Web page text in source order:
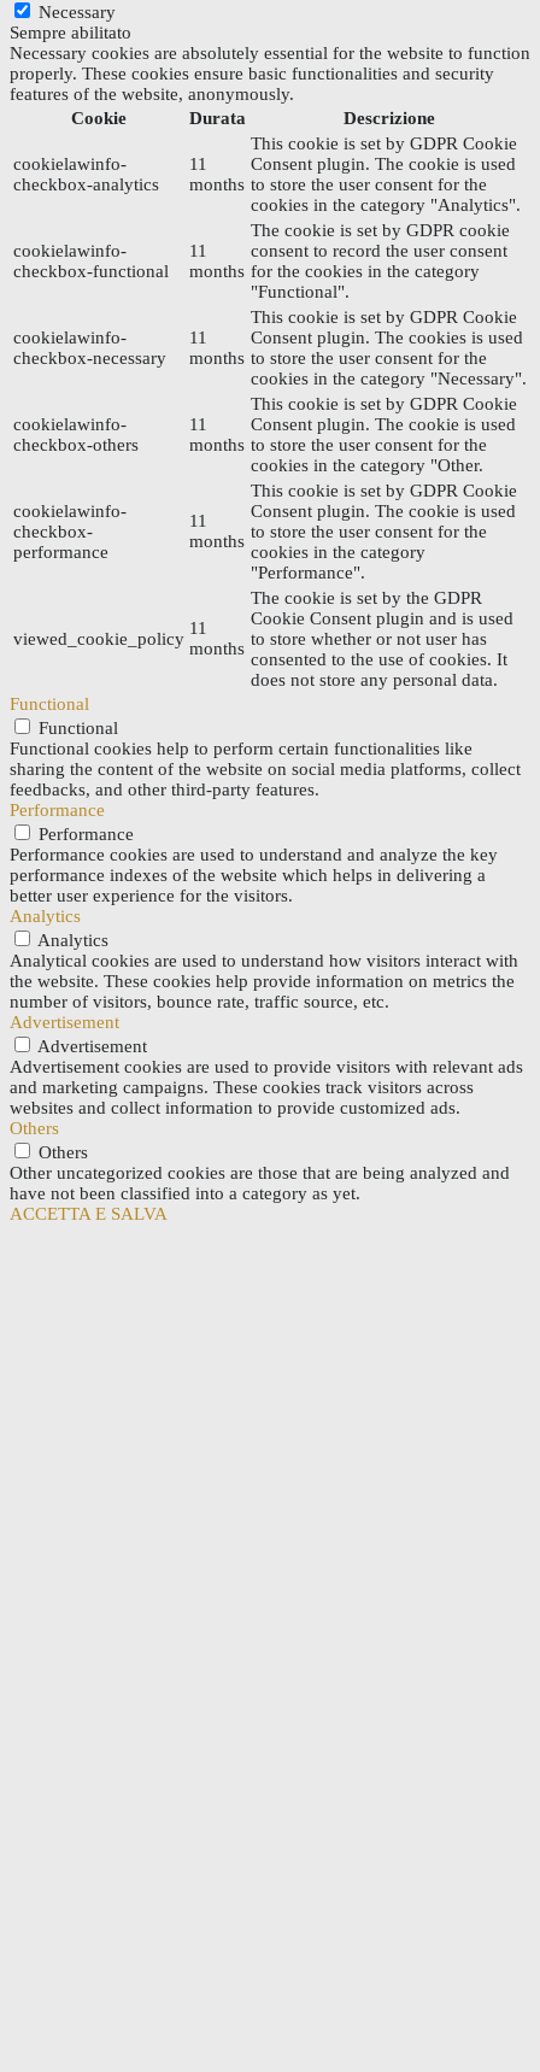
Necessary
Sempre abilitato
Necessary cookies are absolutely essential for the website to function
properly. These cookies ensure basic functionalities and security
features of the website, anonymously.
Cookie
Durata Descrizione
cookielawinfo-
checkbox-analytics
11
months
This cookie is set by GDPR Cookie
Consent plugin. The cookie is used
to store the user consent for the
cookies in the category "Analytics".
cookielawinfo-
checkbox-functional
11
months
The cookie is set by GDPR cookie
consent to record the user consent
for the cookies in the category
"Functional".
cookielawinfo-
checkbox-necessary
11
months
This cookie is set by GDPR Cookie
Consent plugin. The cookies is used
to store the user consent for the
cookies in the category "Necessary".
cookielawinfo-
checkbox-others
11
months
This cookie is set by GDPR Cookie
Consent plugin. The cookie is used
to store the user consent for the
cookies in the category "Other.
cookielawinfo-
checkbox-
performance
11
months
This cookie is set by GDPR Cookie
Consent plugin. The cookie is used
to store the user consent for the
cookies in the category
"Performance".
viewed_cookie_policy
11
months
The cookie is set by the GDPR
Cookie Consent plugin and is used
to store whether or not user has
consented to the use of cookies. It
does not store any personal data.
Functional
Functional
Functional cookies help to perform certain functionalities like
sharing the content of the website on social media platforms, collect
feedbacks, and other third-party features.
Performance
Performance
Performance cookies are used to understand and analyze the key
performance indexes of the website which helps in delivering a
better user experience for the visitors.
Analytics
Analytics
Analytical cookies are used to understand how visitors interact with
the website. These cookies help provide information on metrics the
number of visitors, bounce rate, traffic source, etc.
Advertisement
Advertisement
Advertisement cookies are used to provide visitors with relevant ads
and marketing campaigns. These cookies track visitors across
websites and collect information to provide customized ads.
Others
Others
Other uncategorized cookies are those that are being analyzed and
have not been classified into a category as yet.
ACCETTA E SALVA